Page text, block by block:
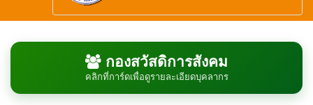
กองสวัสดิการสังคม
คลิกที่การ์ดเพื่อดูรายละเอียดบุคลากร